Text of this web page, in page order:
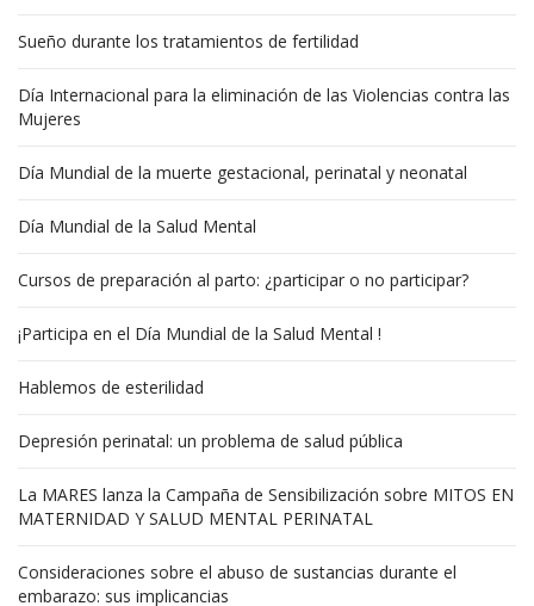
Sueño durante los tratamientos de fertilidad
Día Internacional para la eliminación de las Violencias contra las
Mujeres
Día Mundial de la muerte gestacional, perinatal y neonatal
Día Mundial de la Salud Mental
Cursos de preparación al parto: ¿participar o no participar?
¡Participa en el Día Mundial de la Salud Mental !
Hablemos de esterilidad
Depresión perinatal: un problema de salud pública
La MARES lanza la Campaña de Sensibilización sobre MITOS EN
MATERNIDAD Y SALUD MENTAL PERINATAL
Consideraciones sobre el abuso de sustancias durante el
embarazo: sus implicancias